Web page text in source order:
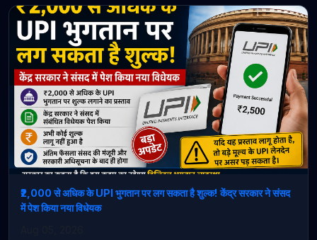
₹2,000 से अधिक के UPI भुगतान पर लग सकता है शुल्क! केंद्र सरकार ने संसद
में पेश किया नया विधेयक